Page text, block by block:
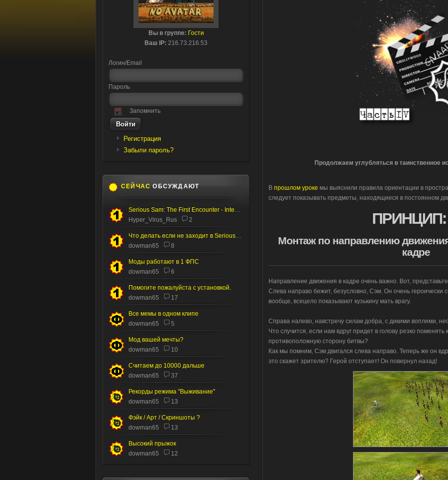
Продолжаем углубляться в таинственное
В прошлом уроке мы выяснили правила ориентации в
следует показывать предметы, находящиеся в постоянном
ПРИНЦИП:
Монтаж по направлению
кадре
Направление движения в кадре очень важно. Вот,
Слева направо бежит, безусловно, Сэм. Он очень героически
вообще, всецело показывают кузькину мать врагу.
Справа налево, навстречу силам добра, с дикими воплями,
Что случится, если нам вдруг придет в голову резко поменять
противоположную сторону битвы?
Как мы помним, Сэм двигался слева направо. Теперь же он
это скажет зрителю? Герой отступает! Он повернул назад!
Вы в группе: Гости
Ваш IP: 216.73.216.53
Логин/Email
Пароль
Запомнить
Регистрация
Забыли пароль?
СЕЙЧАС ОБСУЖДАЮТ
Serious Sam: The First Encounter - Internal Test
Hyper_Virus_Rus
2
Что делать если не заходит в Serious editor
dowman65
8
Моды работают в 1 ФПС
dowman65
6
Помогите пожалуйста с установкой.
dowman65
17
Все мемы в одном клипе
dowman65
5
Мод вашей мечты?
dowman65
10
Считаем до 10000 дальше
dowman65
37
Рекорды режима "Выживание"
dowman65
13
Фэйк / Арт / Скриншоты ?
dowman65
13
Высокий прыжок
dowman65
12